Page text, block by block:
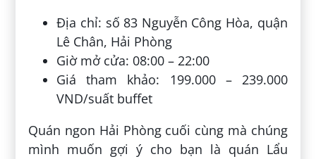
Địa chỉ: số 83 Nguyễn Công Hòa, quận
Lê Chân, Hải Phòng
Giờ mở cửa: 08:00 – 22:00
Giá tham khảo: 199.000 – 239.000
VND/suất buffet
Quán ngon Hải Phòng cuối cùng mà chúng
mình muốn gợi ý cho bạn là quán Lẩu